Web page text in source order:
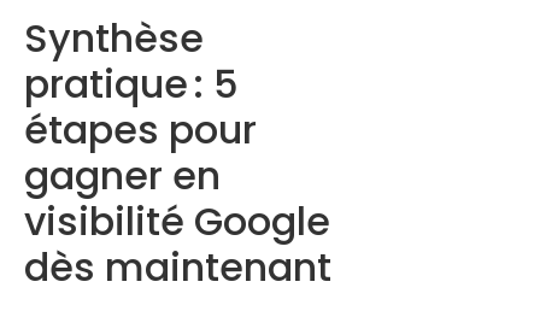
Synthèse
pratique : 5
étapes pour
gagner en
visibilité Google
dès maintenant